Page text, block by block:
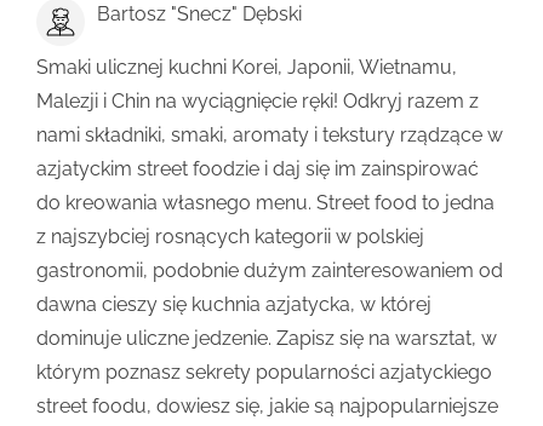
Smaki ulicznej kuchni Korei, Japonii, Wietnamu,
Malezji i Chin na wyciągnięcie ręki! Odkryj razem z
nami składniki, smaki, aromaty i tekstury rządzące w
azjatyckim street foodzie i daj się im zainspirować
do kreowania własnego menu. Street food to jedna
z najszybciej rosnących kategorii w polskiej
gastronomii, podobnie dużym zainteresowaniem od
dawna cieszy się kuchnia azjatycka, w której
dominuje uliczne jedzenie. Zapisz się na warsztat, w
którym poznasz sekrety popularności azjatyckiego
street foodu, dowiesz się, jakie są najpopularniejsze
Bartosz "Snecz" Dębski